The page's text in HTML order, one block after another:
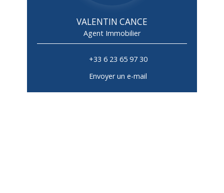
VALENTIN CANCE
Agent Immobilier
+33 6 23 65 97 30
Envoyer un e-mail